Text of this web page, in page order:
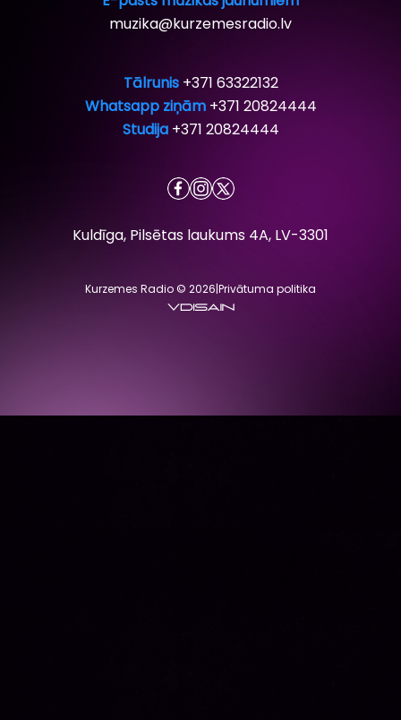
muzika@kurzemesradio.lv
Tālrunis +371 63322132
Whatsapp ziņām +371 20824444
Studija +371 20824444
Kuldīga, Pilsētas laukums 4A, LV-3301
Kurzemes Radio © 2026|Privātuma politika